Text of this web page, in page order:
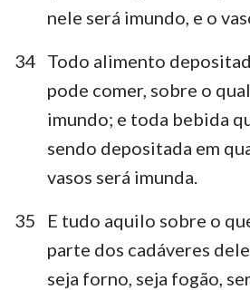
nele será imundo, e o
34 Todo alimento
pode comer, sobre o
imundo; e toda bebida
sendo depositada em
vasos será imunda.
35
E tudo aquilo sobre o
parte dos cadáveres
seja forno, seja fogão,